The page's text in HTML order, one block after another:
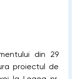
din 29
proiectul de